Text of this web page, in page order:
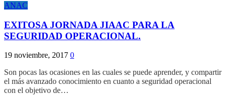
ANAC
EXITOSA JORNADA JIAAC PARA LA
SEGURIDAD OPERACIONAL.
19 noviembre, 2017 0
Son pocas las ocasiones en las cuales se puede aprender, y compartir
el más avanzado conocimiento en cuanto a seguridad operacional
con el objetivo de…